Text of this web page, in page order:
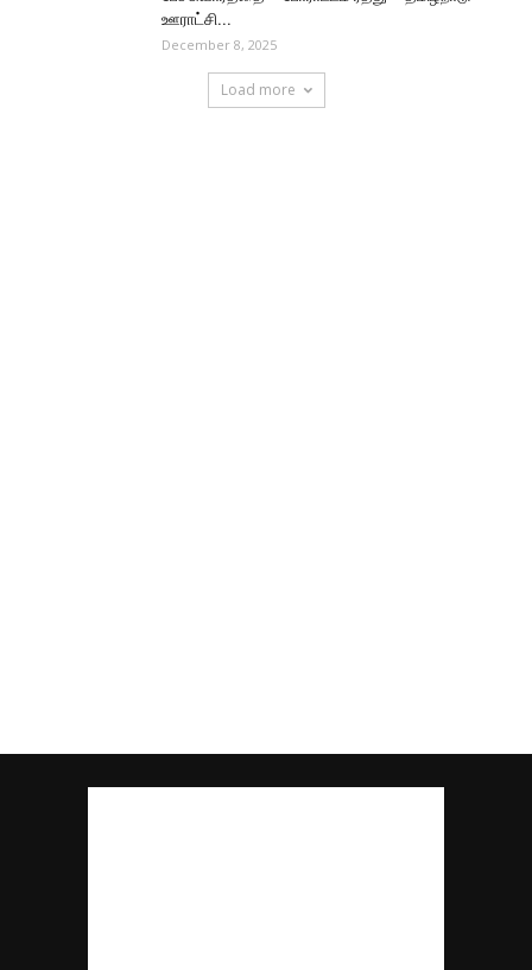
ஊராட்சி...
December 8, 2025
Load more